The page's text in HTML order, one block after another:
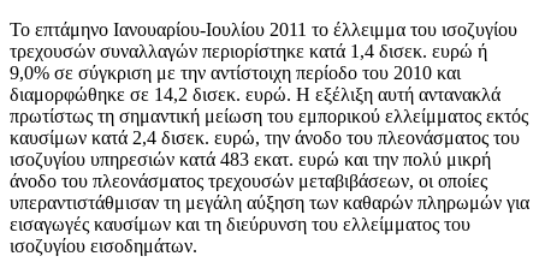
Το επτάμηνο Ιανουαρίου-Ιουλίου 2011 το έλλειμμα του ισοζυγίου
τρεχουσών συναλλαγών περιορίστηκε κατά 1,4 δισεκ. ευρώ ή
9,0% σε σύγκριση με την αντίστοιχη περίοδο του 2010 και
διαμορφώθηκε σε 14,2 δισεκ. ευρώ. Η εξέλιξη αυτή αντανακλά
πρωτίστως τη σημαντική μείωση του εμπορικού ελλείμματος εκτός
καυσίμων κατά 2,4 δισεκ. ευρώ, την άνοδο του πλεονάσματος του
ισοζυγίου υπηρεσιών κατά 483 εκατ. ευρώ και την πολύ μικρή
άνοδο του πλεονάσματος τρεχουσών μεταβιβάσεων, οι οποίες
υπεραντιστάθμισαν τη μεγάλη αύξηση των καθαρών πληρωμών για
εισαγωγές καυσίμων και τη διεύρυνση του ελλείμματος του
ισοζυγίου εισοδημάτων.